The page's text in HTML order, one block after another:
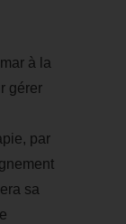
à la
gérer
par
sa